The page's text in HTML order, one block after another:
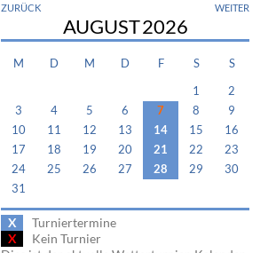
ZURÜCK WEITER
AUGUST2026
M D M D F S S
1
2
3
4 5 6 7 8
9
10
11 12 13 14 15
16
17
18 19 20 21 22
23
24
25 26 27 28 29
30
31
X
Turniertermine
X
Kein Turnier